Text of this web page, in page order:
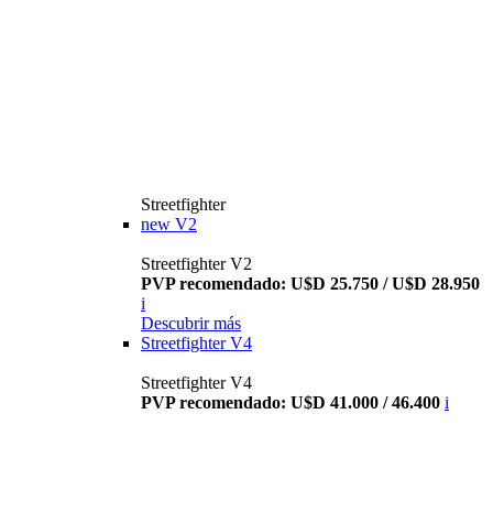
Streetfighter
new V2
Streetfighter V2
PVP recomendado: U$D 25.750 / U$D 28.950
i
Descubrir más
Streetfighter V4
Streetfighter V4
PVP recomendado: U$D 41.000 / 46.400 i